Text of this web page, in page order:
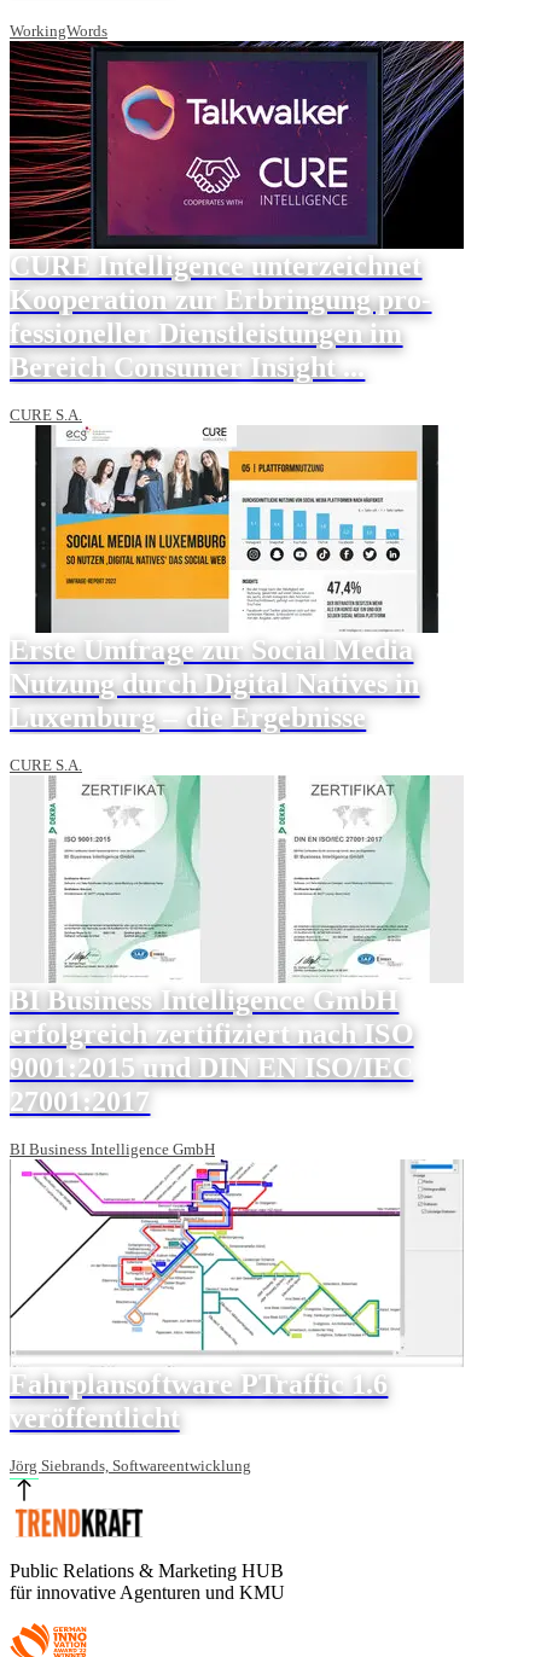
WorkingWords
CURE Intelligence unterzeichnet
Kooperation zur Erbringung pro-
fessioneller Dienstleistungen im
Bereich Consumer Insight ...
CURE S.A.
Erste Umfrage zur Social Media
Nutzung durch Digital Natives in
Luxemburg – die Ergebnisse
CURE S.A.
BI Business Intelligence GmbH
erfolgreich zertifiziert nach ISO
9001:2015 und DIN EN ISO/IEC
27001:2017
BI Business Intelligence GmbH
Fahrplansoftware PTraffic 1.6
veröffentlicht
Jörg Siebrands, Softwareentwicklung
Public Relations & Marketing HUB
für innovative Agenturen und KMU